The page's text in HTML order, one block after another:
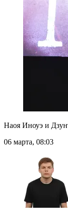
Наоя Иноуэ и
06 марта, 08:03